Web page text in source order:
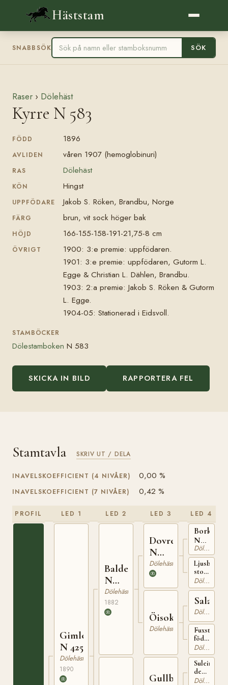
Häststam
SNABBSÖK SÖK
Raser › Dölehäst
Kyrre N 583
FÖDD 1896
AVLIDEN våren 1907 (hemoglobinuri)
RAS Dölehäst
KÖN Hingst
UPPFÖDARE Jakob S. Röken, Brandbu, Norge
FÄRG brun, vit sock höger bak
HÖJD 166-155-158-191-21,75-8 cm
ÖVRIGT
1900: 3:e premie: uppfödaren.
1901: 3:e premie: uppfödaren, Gutorm L.
Egge & Christian L. Dählen, Brandbu.
1903: 2:a premie: Jakob S. Röken & Gutorm
L. Egge.
1904-05: Stationerad i Eidsvoll.
STAMBÖCKER
Dölestamboken N 583
SKICKA IN BILD RAPPORTERA FEL
Stamtavla SKRIV UT / DELA
INAVELSKOEFFICIENT (4 NIVÅER) 0,00 %
INAVELSKOEFFICIENT (7 NIVÅER) 0,42 %
PROFIL LED 1
Gimle
N 425
Dölehäst
1890
LED 2
Balder
N
284
Dölehäst
1882
LED 3
Dovre
N
130
Dölehäst
Öisokka
Dölehäst
Gullbrandsen
LED 4
N
85Dölehäst
Ljusbrunt
sto
född
omkring
1852
på
Holaaker
Dölehäst
Dölehäst
Fuxsto
född
1868
på
Veggem
i
Våge
Dölehäst
den
yngreDölehäst